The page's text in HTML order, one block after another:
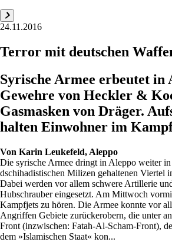
24.11.2016
Terror mit deutschen
Syrische Armee erbeutet in
Gewehre von Heckler &
Gasmasken von Dräger.
halten Einwohner im
Von Karin Leukefeld, Aleppo
Die syrische Armee dringt in Aleppo weiter
dschihadistischen Milizen gehaltenen Viertel
Dabei werden vor allem schwere Artillerie
Hubschrauber eingesetzt. Am Mittwoch
Kampfjets zu hören. Die Armee konnte vor
Angriffen Gebiete zurückerobern, die unter
Front (inzwischen: Fatah-Al-Scham-Front),
dem »Islamischen Staat« kon...